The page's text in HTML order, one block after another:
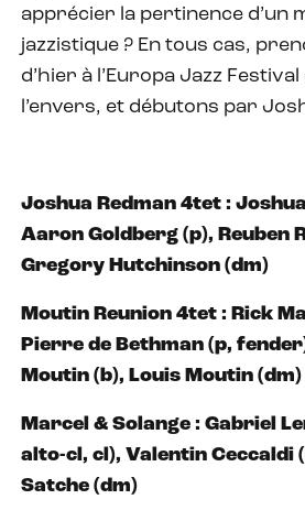
apprécier la pertinence d’un
jazzistique ? En tous cas,
d’hier à l’Europa Jazz
l’envers, et débutons par
Joshua Redman 4tet :
Aaron Goldberg (p), Reuben
Gregory Hutchinson (dm)
Moutin Reunion 4tet : Rick
Pierre de Bethman (p,
Moutin (b), Louis Moutin (dm)
Marcel & Solange : Gabriel
alto-cl, cl), Valentin Ceccaldi
Satche (dm)